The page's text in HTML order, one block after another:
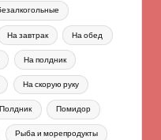
На завтрак На обед
На полдник
На скорую руку
Полдник Помидор
Рыба и морепродукты